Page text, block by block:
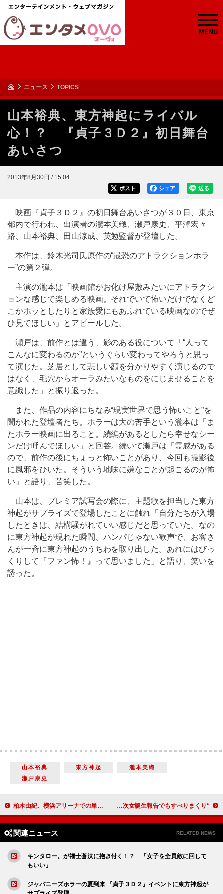
MENU
ニュース TOPICS
山本裕典、東方神起にライバル
心！？ 『貞子３Ｄ２』初日舞台
あいさつ
2013年8月30日 / 15:04
送る
シェア
ポスト
映画『貞子３Ｄ２』の初日舞台あいさつが３０日、東京
都内で行われ、出演者の瀧本美織、瀬戸康史、平澤宏々
路、山本裕典、田山涼成、英勉監督が登壇した。
本作は、鈴木光司氏原作の“最恐のアトラクションホラ
ー”の第２弾。
主演の瀧本は「映画館がお化け屋敷みたいにアトラクシ
ョンな感じで楽しめる映画。それでいて怖いだけでなくど
こかホッとしたりと家族愛にもあふれている映画なのでぜ
ひ見てほしい」とアピールした。
瀬戸は、前作とは違う、影のある役について「“人って
こんなに変わるのか”というぐらい変わってやろうと思っ
て演じた。芝居として悲しい顔を分かりやすく演じるので
はなく、毛穴からオーラみたいなものをにじませることを
意識した」と振り返った。
また、作品の内容にちなみ“現実世界で思う怖いこと”を
聞かれた登壇者たち。ホラーは大の苦手という瀧本は「ま
たホラー映画に出ること。続編があるとしたら幸せなシー
ンだけ呼んでほしい」と回答。続いて瀬戸は「霊感がある
ので、前作の後にちょっと怖いことがあり、今回も撮影後
に風邪をひいた。そういう地味に嫌なことが起こるのが怖
い」と語り、苦笑した。
山本は、プレミア試写会の際に、主題歌を担当した東方
神起がサプライズで登場したことに触れ「自分たちが入場
したときは、結構騒がれていい感じだと思っていた。なの
に東方神起が現れた瞬間、ハンパじゃない歓声で、お客さ
んが一斉に東方神起のうちわを取り出した。あれにはびっ
くりして『ファン怖！』って思いました」と語り、笑いを
誘った。
山本裕典 東方神起
瀧本美織
瀬戸康史
柏木由紀、横浜アリーナでの単独ライブが決定 「今年のナンバーワンライブを目指したい」 “すべり芸人”のトーク番組がスタート ノッチ、次女誕生報告でもすべりまくり
関連ニュース RELATED NEWS
キンタロー。が福士蒼汰に抱き付く！？ 「女子を全員敵に回して
もいい」
ジャパニーズホラーの夏到来 『貞子３Ｄ２』イベントに東方神起が